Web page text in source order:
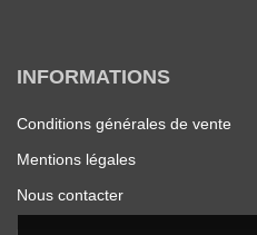
INFORMATIONS
Conditions générales de vente
Mentions légales
Nous contacter